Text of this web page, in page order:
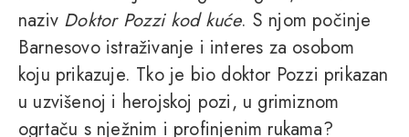
naziv Doktor Pozzi kod kuće. S njom počinje
Barnesovo istraživanje i interes za osobom
koju prikazuje. Tko je bio doktor Pozzi prikazan
u uzvišenoj i herojskoj pozi, u grimiznom
ogrtaču s nježnim i profinjenim rukama?